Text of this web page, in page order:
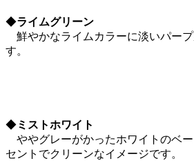
◆ライムグリーン
鮮やかなライムカラーに淡いパー
す。
◆ミストホワイト
ややグレーがかったホワイトのベ
セントでクリーンなイメージです。